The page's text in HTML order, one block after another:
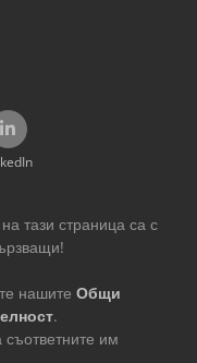
тази страница са с
нашите Общи
.
им